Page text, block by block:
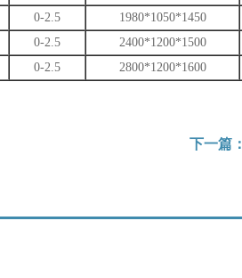
0-2.5 1980*1050*1450
0-2.5 2400*1200*1500
0-2.5 2800*1200*1600
下一篇：